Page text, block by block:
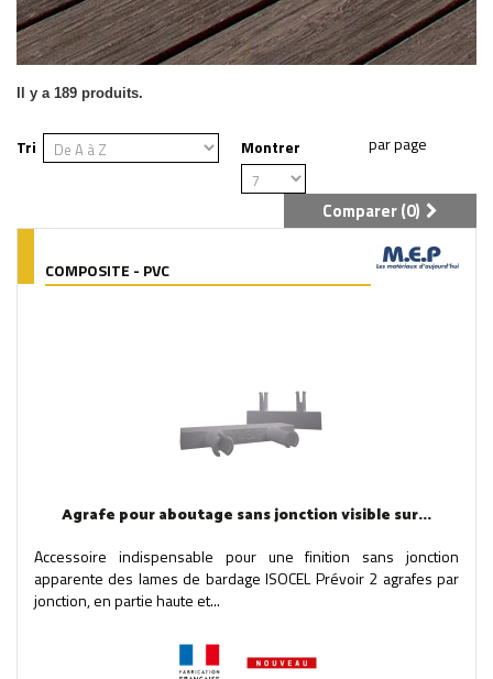
Il y a 189 produits.
Tri Montrer
Comparer (0)
COMPOSITE - PVC
Agrafe pour aboutage sans jonction visible sur...
Accessoire indispensable pour une finition sans jonction
apparente des lames de bardage ISOCEL Prévoir 2 agrafes par
jonction, en partie haute et...